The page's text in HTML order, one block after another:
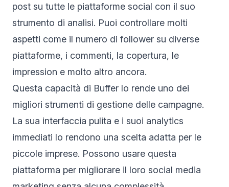
post su tutte le piattaforme social con il suo
strumento di analisi. Puoi controllare molti
aspetti come il numero di follower su diverse
piattaforme, i commenti, la copertura, le
impression e molto altro ancora.
Questa capacità di Buffer lo rende uno dei
migliori strumenti di gestione delle campagne.
La sua interfaccia pulita e i suoi analytics
immediati lo rendono una scelta adatta per le
piccole imprese. Possono usare questa
piattaforma per migliorare il loro social media